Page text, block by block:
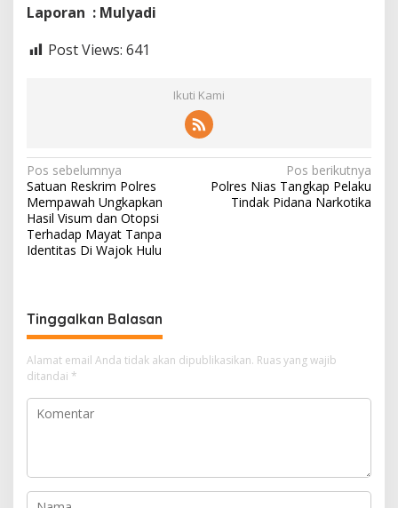
Laporan : Mulyadi
Post Views: 641
Ikuti Kami
Navigasi
pos
Pos sebelumnya
Satuan Reskrim Polres
Mempawah Ungkapkan
Hasil Visum dan Otopsi
Terhadap Mayat Tanpa
Identitas Di Wajok Hulu
Pos berikutnya
Polres Nias Tangkap Pelaku
Tindak Pidana Narkotika
Tinggalkan Balasan
Alamat email Anda tidak akan dipublikasikan. Ruas yang wajib
ditandai *